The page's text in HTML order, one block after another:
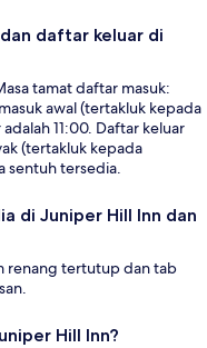
daftar keluar di
tamat daftar masuk:
awal (tertakluk kepada
11:00. Daftar keluar
(tertakluk kepada
sentuh tersedia.
di Juniper Hill Inn dan
renang tertutup dan tab
Hill Inn?